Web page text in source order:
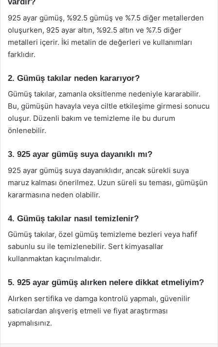
925 ayar gümüş, %92.5 gümüş ve %7.5 diğer metallerden
oluşurken, 925 ayar altın, %92.5 altın ve %7.5 diğer
metalleri içerir. İki metalin de değerleri ve kullanımları
farklıdır.
2. Gümüş takılar neden kararıyor?
Gümüş takılar, zamanla oksitlenme nedeniyle kararabilir.
Bu, gümüşün havayla veya ciltle etkileşime girmesi sonucu
oluşur. Düzenli bakım ve temizleme ile bu durum
önlenebilir.
3. 925 ayar gümüş suya dayanıklı mı?
925 ayar gümüş suya dayanıklıdır, ancak sürekli suya
maruz kalması önerilmez. Uzun süreli su teması, gümüşün
kararmasına neden olabilir.
4. Gümüş takılar nasıl temizlenir?
Gümüş takılar, özel gümüş temizleme bezleri veya hafif
sabunlu su ile temizlenebilir. Sert kimyasallar
kullanmaktan kaçınılmalıdır.
5. 925 ayar gümüş alırken nelere dikkat etmeliyim?
Alırken sertifika ve damga kontrolü yapmalı, güvenilir
satıcılardan alışveriş etmeli ve fiyat araştırması
yapmalısınız.